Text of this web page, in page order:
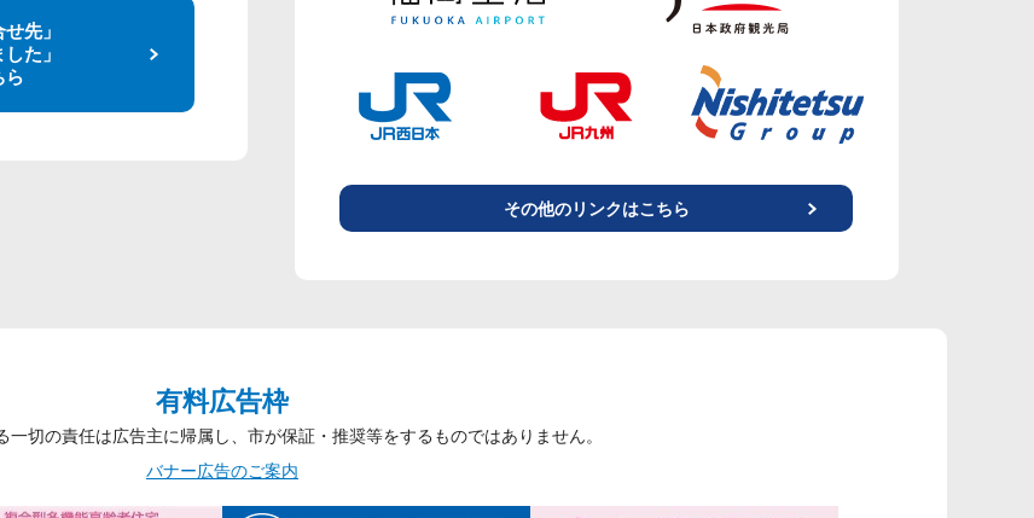
先」
た」
ら
その他のリンクはこちら
有料広告枠
一切の責任は広告主に帰属し、市が保証・推奨等をするものではありません。
バナー広告のご案内